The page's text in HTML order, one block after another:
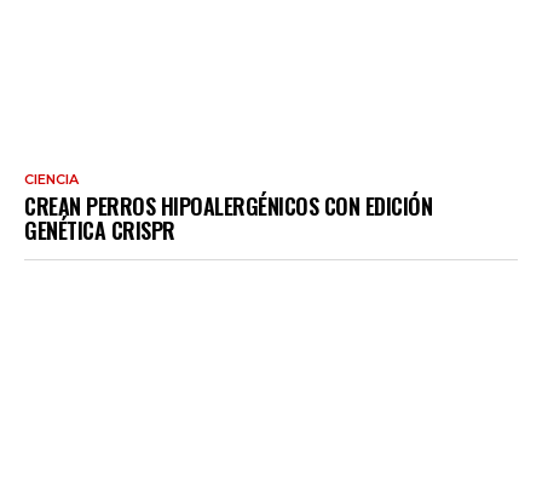
CIENCIA
CREAN PERROS HIPOALERGÉNICOS CON EDICIÓN
GENÉTICA CRISPR